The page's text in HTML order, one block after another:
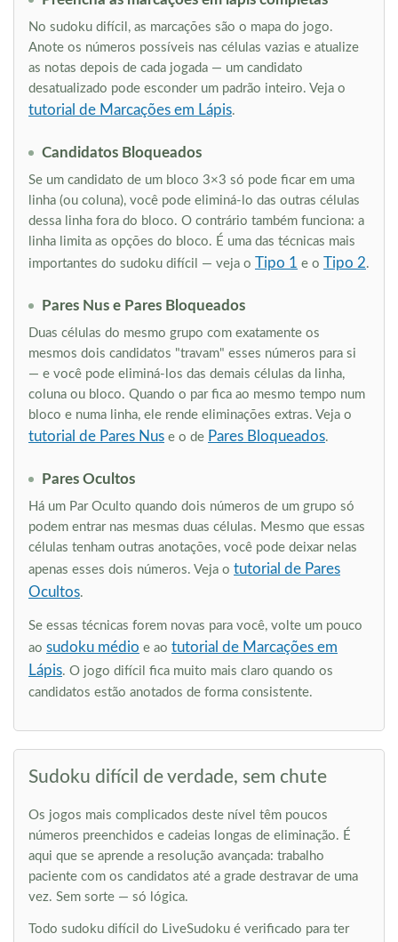
No sudoku difícil, as marcações são o mapa do jogo.
Anote os números possíveis nas células vazias e atualize
as notas depois de cada jogada — um candidato
desatualizado pode esconder um padrão inteiro. Veja o
tutorial de Marcações em Lápis.
Candidatos Bloqueados
Se um candidato de um bloco 3×3 só pode ficar em uma
linha (ou coluna), você pode eliminá-lo das outras células
dessa linha fora do bloco. O contrário também funciona: a
linha limita as opções do bloco. É uma das técnicas mais
importantes do sudoku difícil — veja o Tipo 1 e o Tipo 2.
Pares Nus e Pares Bloqueados
Duas células do mesmo grupo com exatamente os
mesmos dois candidatos "travam" esses números para si
— e você pode eliminá-los das demais células da linha,
coluna ou bloco. Quando o par fica ao mesmo tempo num
bloco e numa linha, ele rende eliminações extras. Veja o
tutorial de Pares Nus e o de Pares Bloqueados.
Pares Ocultos
Há um Par Oculto quando dois números de um grupo só
podem entrar nas mesmas duas células. Mesmo que essas
células tenham outras anotações, você pode deixar nelas
apenas esses dois números. Veja o tutorial de Pares
Ocultos.
Se essas técnicas forem novas para você, volte um pouco
ao sudoku médio e ao tutorial de Marcações em
Lápis. O jogo difícil fica muito mais claro quando os
candidatos estão anotados de forma consistente.
Sudoku difícil de verdade, sem chute
Os jogos mais complicados deste nível têm poucos
números preenchidos e cadeias longas de eliminação. É
aqui que se aprende a resolução avançada: trabalho
paciente com os candidatos até a grade destravar de uma
vez. Sem sorte — só lógica.
Todo sudoku difícil do LiveSudoku é verificado para ter